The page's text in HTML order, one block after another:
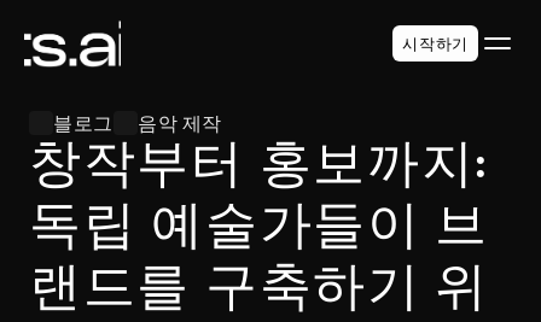
블로그 음악 제작
창작부터 홍보까지:
독립 예술가들이 브
랜드를 구축하기 위
시작하기